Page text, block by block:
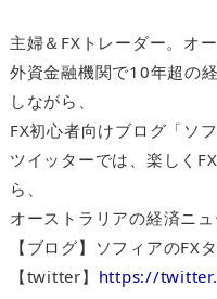
主婦＆FXトレーダー。オ
外資金融機関で10年超の
しながら、
FX初心者向けブログ「ソ
ツイッターでは、楽しく
ら、
オーストラリアの経済ニ
【ブログ】ソフィアのFX
【twitter】 https://